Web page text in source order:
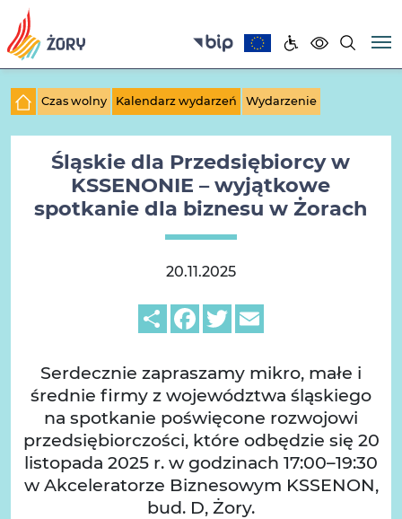
Czas wolny Kalendarz wydarzeń Wydarzenie
Śląskie dla Przedsiębiorcy w
KSSENONIE – wyjątkowe
spotkanie dla biznesu w Żorach
20.11.2025
ShareFacebook
Twitter
Serdecznie zapraszamy mikro, małe i
średnie firmy z województwa śląskiego
na spotkanie poświęcone rozwojowi
przedsiębiorczości, które odbędzie się 20
listopada 2025 r. w godzinach 17:00–19:30
w Akceleratorze Biznesowym KSSENON,
bud. D, Żory.